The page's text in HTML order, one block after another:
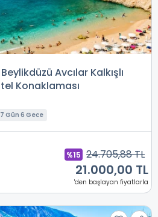
Avcılar Kalkışlı
Konaklaması
7 Gün 6 Gece
%15 24.705,88 TL
21.000,00 TL
'den başlayan fiyatlarla